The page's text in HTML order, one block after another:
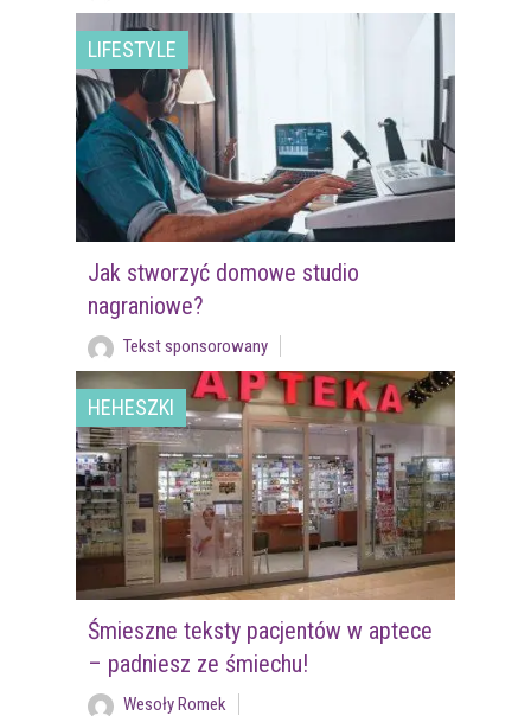
LIFESTYLE
Jak stworzyć domowe studio
nagraniowe?
Tekst sponsorowany
HEHESZKI
Śmieszne teksty pacjentów w aptece
– padniesz ze śmiechu!
Wesoły Romek